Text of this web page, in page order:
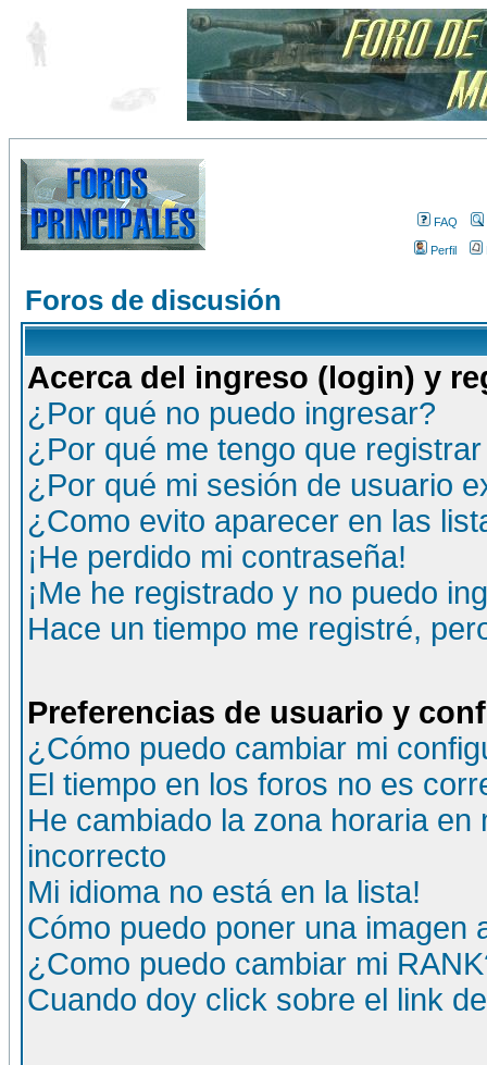
FAQ
Perfil
Foros de discusión
Acerca del ingreso (login) y
¿Por qué no puedo ingresar?
¿Por qué me tengo que
¿Por qué mi sesión de usuario
¿Como evito aparecer en las
¡He perdido mi contraseña!
¡Me he registrado y no puedo
Hace un tiempo me registré,
Preferencias de usuario y
¿Cómo puedo cambiar mi
El tiempo en los foros no es
He cambiado la zona horaria
incorrecto
Mi idioma no está en la lista!
Cómo puedo poner una imagen
¿Como puedo cambiar mi
Cuando doy click sobre el link